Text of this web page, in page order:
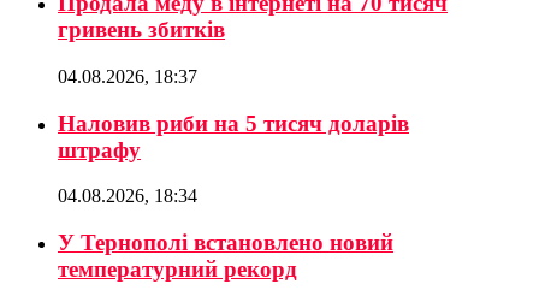
гривень збитків
04.08.2026, 18:37
Наловив риби на 5 тисяч доларів
штрафу
04.08.2026, 18:34
У Тернополі встановлено новий
температурний рекорд